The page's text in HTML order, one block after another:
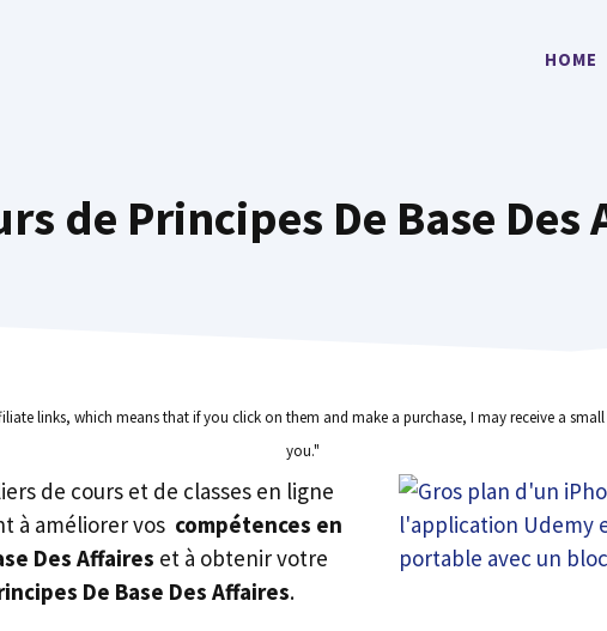
HOME
de Principes De Base Des
links, which means that if you click on them and make a purchase, I may receive a
you."
de cours et de classes en ligne
à améliorer vos compétences en
Des Affaires et à obtenir votre
De Base Des Affaires.